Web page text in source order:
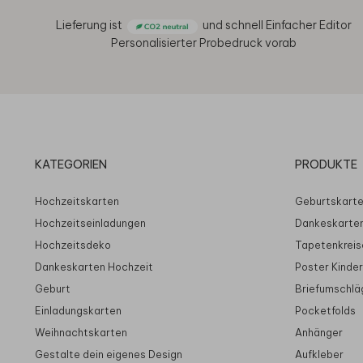
Lieferung ist und schnell Einfacher Editor
Personalisierter Probedruck vorab
KATEGORIEN
Hochzeitskarten
Hochzeitseinladungen
Hochzeitsdeko
Dankeskarten Hochzeit
Geburt
Einladungskarten
Weihnachtskarten
Gestalte dein eigenes Design
PRODUKTE
Poster
Pocketfolds
Anhänger
Aufkleber